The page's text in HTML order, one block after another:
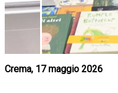
Crema, 17 maggio 2026